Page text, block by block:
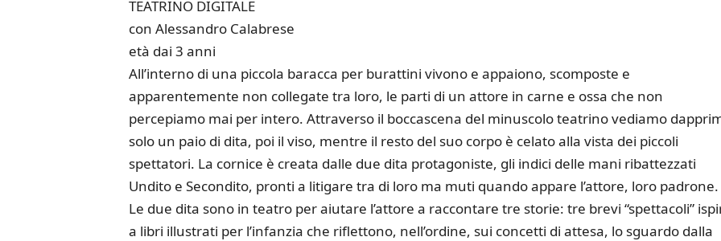
TEATRINO DIGITALE
con Alessandro Calabrese
età dai 3 anni
All’interno di una piccola baracca per burattini vivono e appaiono, scomposte e
apparentemente non collegate tra loro, le parti di un attore in carne e ossa che non
percepiamo mai per intero. Attraverso il boccascena del minuscolo teatrino vediamo
solo un paio di dita, poi il viso, mentre il resto del suo corpo è celato alla vista dei piccoli
spettatori. La cornice è creata dalle due dita protagoniste, gli indici delle mani ribattezzati
Undito e Secondito, pronti a litigare tra di loro ma muti quando appare l’attore, loro padrone.
Le due dita sono in teatro per aiutare l’attore a raccontare tre storie: tre brevi “spettacoli”
a libri illustrati per l’infanzia che riflettono, nell’ordine, sui concetti di attesa, lo sguardo dalla